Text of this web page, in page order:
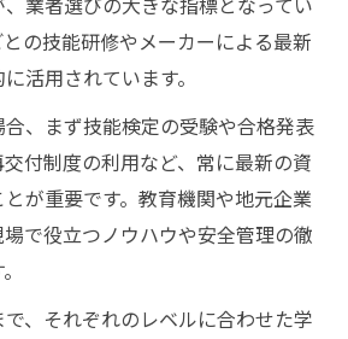
の技能研修やメーカーによる最新
活用されています。
、まず技能検定の受験や合格発表
付制度の利用など、常に最新の資
が重要です。教育機関や地元企業
で役立つノウハウや安全管理の徹
、それぞれのレベルに合わせた学